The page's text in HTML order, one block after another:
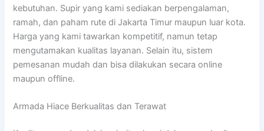
kebutuhan. Supir yang kami sediakan berpengalaman,
ramah, dan paham rute di Jakarta Timur maupun luar kota.
Harga yang kami tawarkan kompetitif, namun tetap
mengutamakan kualitas layanan. Selain itu, sistem
pemesanan mudah dan bisa dilakukan secara online
maupun offline.
Armada Hiace Berkualitas dan Terawat